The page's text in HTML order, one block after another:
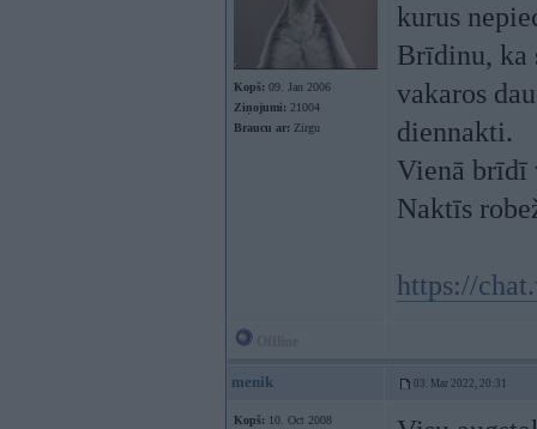
Kopš: 09. Jan 2006
Ziņojumi: 21004
Braucu ar: Zirgu
kurus
Brīdinu, ka
vakaros
diennakti.
Vienā brīdī
Naktīs
https://
menik 03. Mar 2022, 20:31
Kopš: 10. Oct 2008